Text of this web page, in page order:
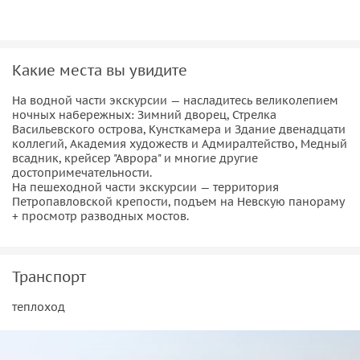
Какие места вы увидите
На водной части экскурсии — насладитесь великолепием
ночных набережных: Зимний дворец, Стрелка
Васильевского острова, Кунсткамера и Здание двенадцати
коллегий, Академия художеств и Адмиралтейство, Медный
всадник, крейсер "Аврора" и многие другие
достопримечательности.
На пешеходной части экскурсии — территория
Петропавловской крепости, подъем на Невскую панораму
+ просмотр разводных мостов.
Транспорт
теплоход